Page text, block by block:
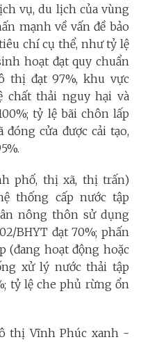
vụ, du lịch của vùng
mạnh về vấn đề bảo
chí cụ thể, như tỷ lệ
hoạt đạt quy chuẩn
thị đạt 97%, khu vực
chất thải nguy hại và
tỷ lệ bãi chôn lấp
cửa được cải tạo,
phố, thị xã, thị trấn)
thống cấp nước tập
nông thôn sử dụng
BHYT đạt 70%; phấn
(đang hoạt động hoặc
xử lý nước thải tập
tỷ lệ che phủ rừng ổn
thị Vĩnh Phúc xanh -